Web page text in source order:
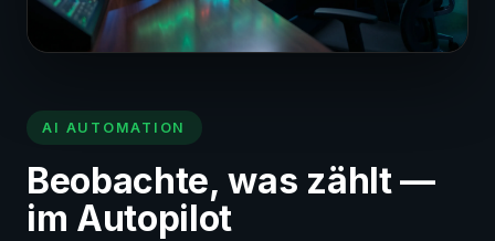
AI AUTOMATION
Beobachte, was zählt —
im Autopilot